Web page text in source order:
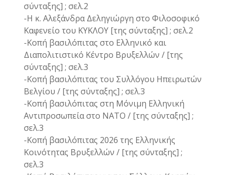
σύνταξης] ; σελ.2
-Η κ. Αλεξάνδρα Δεληγιώργη στο Φιλοσοφικό
Καφενείο του ΚΥΚΛΟΥ [της σύνταξης] ; σελ.2
-Κοπή βασιλόπιτας στο Ελληνικό και
Διαπολιτιστικό Κέντρο Βρυξελλών / [της
σύνταξης] ; σελ.3
-Κοπή βασιλόπιτας του Συλλόγου Ηπειρωτών
Βελγίου / [της σύνταξης] ; σελ.3
-Κοπή βασιλόπιτας στη Μόνιμη Ελληνική
Αντιπροσωπεία στο ΝΑΤΟ / [της σύνταξης] ;
σελ.3
-Κοπή βασιλόπιτας 2026 της Ελληνικής
Κοινότητας Βρυξελλών / [της σύνταξης] ;
σελ.3